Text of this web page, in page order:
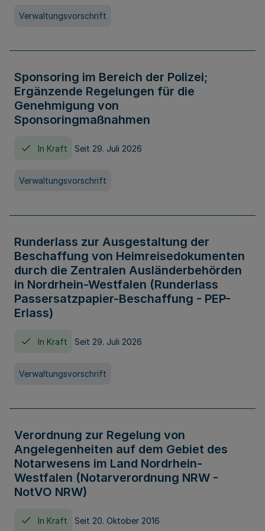
Verwaltungsvorschrift
Sponsoring im Bereich der Polizei;
Ergänzende Regelungen für die
Genehmigung von
Sponsoringmaßnahmen
In Kraft Seit 29. Juli 2026
Verwaltungsvorschrift
Runderlass zur Ausgestaltung der
Beschaffung von Heimreisedokumenten
durch die Zentralen Ausländerbehörden
in Nordrhein-Westfalen (Runderlass
Passersatzpapier-Beschaffung - PEP-
Erlass)
In Kraft Seit 29. Juli 2026
Verwaltungsvorschrift
Verordnung zur Regelung von
Angelegenheiten auf dem Gebiet des
Notarwesens im Land Nordrhein-
Westfalen (Notarverordnung NRW -
NotVO NRW)
In Kraft Seit 20. Oktober 2016